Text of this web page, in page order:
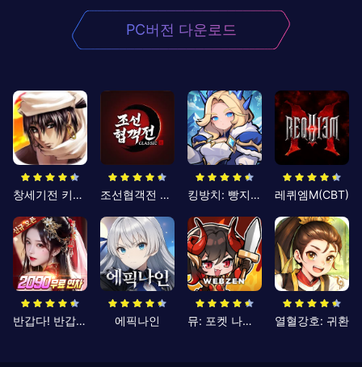
PC버전 다운로드
창세기전 키우기 조선협객전 클래식 킹방치: 빵지의 제왕 레퀴엠M(CBT)
반갑다! 반갑삼국지 에픽나인 뮤: 포켓 나이츠 열혈강호: 귀환